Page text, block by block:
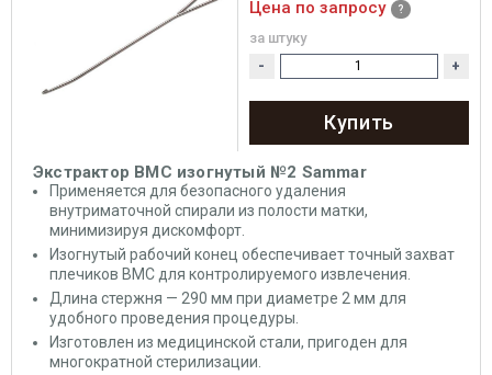
Экстрактор ВМС изогнутый №2 Sammar
Применяется для безопасного удаления
внутриматочной спирали из полости матки,
минимизируя дискомфорт.
Изогнутый рабочий конец обеспечивает точный захват
плечиков ВМС для контролируемого извлечения.
Длина стержня — 290 мм при диаметре 2 мм для
удобного проведения процедуры.
Изготовлен из медицинской стали, пригоден для
многократной стерилизации.
Цена по запросу
за штуку
- +
Купить